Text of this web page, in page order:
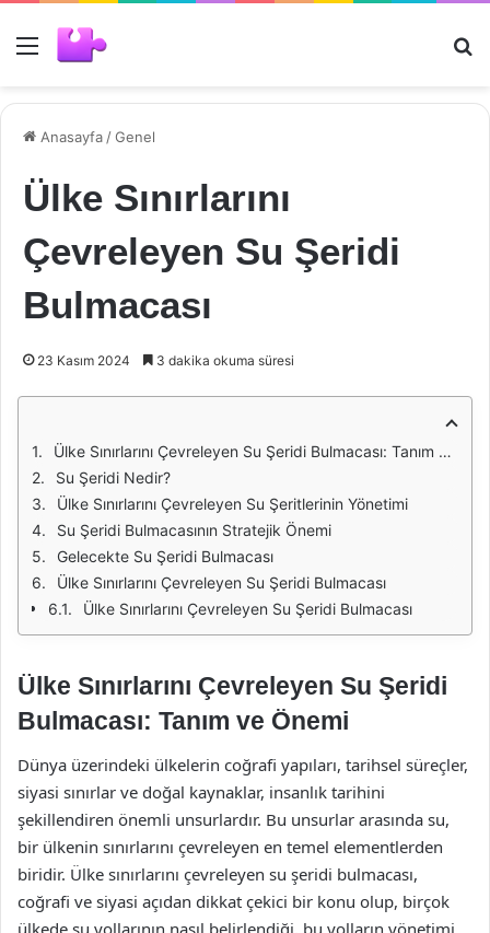
Menü
Anasayfa /Genel
Ülke Sınırlarını
Çevreleyen Su Şeridi
Bulmacası
23 Kasım 2024 3 dakika okuma süresi
Ülke Sınırlarını Çevreleyen Su Şeridi Bulmacası: Tanım ve Önemi
Su Şeridi Nedir?
Ülke Sınırlarını Çevreleyen Su Şeritlerinin Yönetimi
Su Şeridi Bulmacasının Stratejik Önemi
Gelecekte Su Şeridi Bulmacası
Ülke Sınırlarını Çevreleyen Su Şeridi Bulmacası
Ülke Sınırlarını Çevreleyen Su Şeridi Bulmacası
Ülke Sınırlarını Çevreleyen Su Şeridi
Bulmacası: Tanım ve Önemi
Dünya üzerindeki ülkelerin coğrafi yapıları, tarihsel süreçler,
siyasi sınırlar ve doğal kaynaklar, insanlık tarihini
şekillendiren önemli unsurlardır. Bu unsurlar arasında su,
bir ülkenin sınırlarını çevreleyen en temel elementlerden
biridir. Ülke sınırlarını çevreleyen su şeridi bulmacası,
coğrafi ve siyasi açıdan dikkat çekici bir konu olup, birçok
ülkede su yollarının nasıl belirlendiği, bu yolların yönetimi